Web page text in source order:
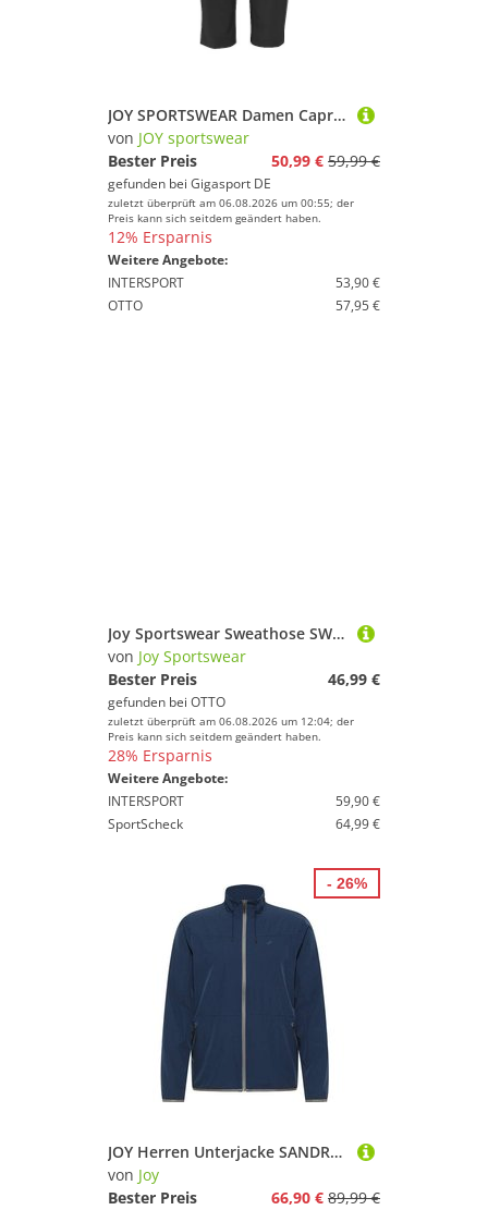
JOY SPORTSWEAR Damen Capri Ellie 3/4 schwarz | 46
von JOY sportswear
Bester Preis
50,99 € 59,99 €
gefunden bei Gigasport DE
zuletzt überprüft am 06.08.2026 um 00:55; der
Preis kann sich seitdem geändert haben.
12% Ersparnis
Weitere Angebote:
INTERSPORT
53,90 €
OTTO
57,95 €
Joy Sportswear Sweathose SWEATHOSE MARCUS aus Baumwolle, in den Größen 48 bis 60
von Joy Sportswear
Bester Preis
46,99 €
gefunden bei OTTO
zuletzt überprüft am 06.08.2026 um 12:04; der
Preis kann sich seitdem geändert haben.
28% Ersparnis
Weitere Angebote:
INTERSPORT
59,90 €
SportScheck
64,99 €
JOY Herren Unterjacke SANDRO Jacke
von Joy
Bester Preis
66,90 € 89,99 €
- 26%